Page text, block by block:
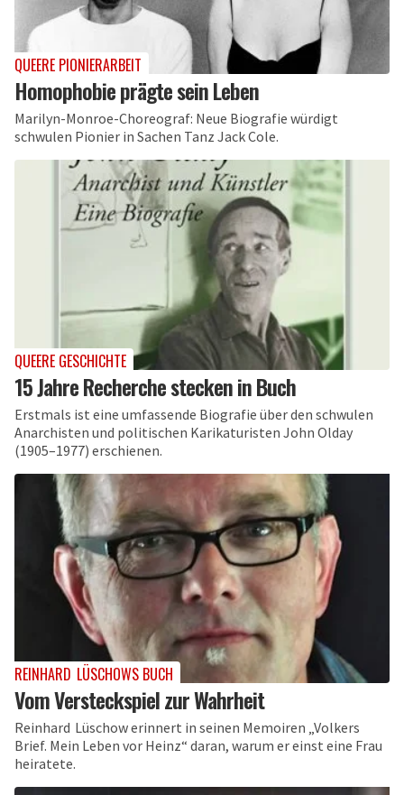
QUEERE PIONIERARBEIT
Homophobie prägte sein Leben
Marilyn-Monroe-Choreograf: Neue Biografie würdigt
schwulen Pionier in Sachen Tanz Jack Cole.
QUEERE GESCHICHTE
15 Jahre Recherche stecken in Buch
Erstmals ist eine umfassende Biografie über den schwulen
Anarchisten und politischen Karikaturisten John Olday
(1905–1977) erschienen.
REINHARD LÜSCHOWS BUCH
Vom Versteckspiel zur Wahrheit
Reinhard Lüschow erinnert in seinen Memoiren „Volkers
Brief. Mein Leben vor Heinz“ daran, warum er einst eine Frau
heiratete.